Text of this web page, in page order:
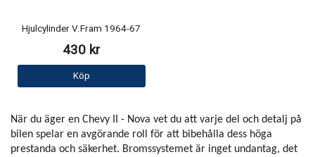
Hjulcylinder V.Fram 1964-67
430 kr
Köp
När du äger en Chevy II - Nova vet du att varje del och detalj på
bilen spelar en avgörande roll för att bibehålla dess höga
prestanda och säkerhet. Bromssystemet är inget undantag, det